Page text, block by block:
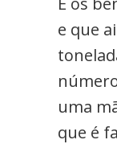
e que
uma
que é